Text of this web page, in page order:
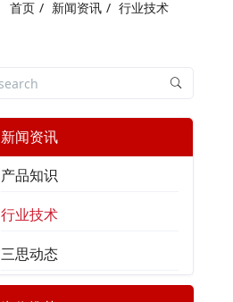
首页 新闻资讯 行业技术
新闻资讯
产品知识
行业技术
三思动态